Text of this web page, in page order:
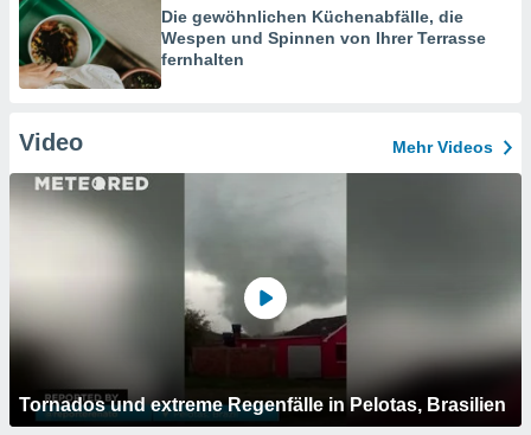
Die gewöhnlichen Küchenabfälle, die
Wespen und Spinnen von Ihrer Terrasse
fernhalten
Video Mehr Videos
Tornados und extreme Regenfälle in Pelotas, Brasilien